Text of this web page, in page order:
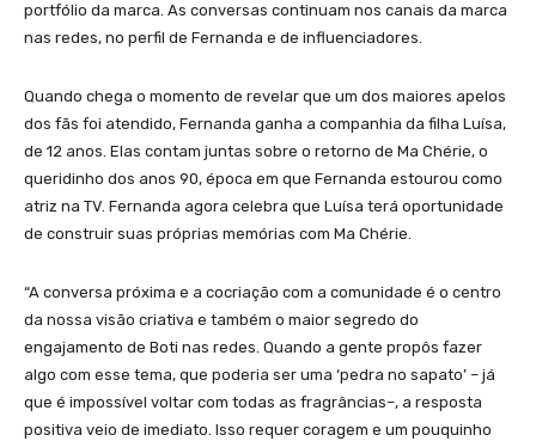
portfólio da marca. As conversas continuam nos canais da marca
nas redes, no perfil de Fernanda e de influenciadores.
Quando chega o momento de revelar que um dos maiores apelos
dos fãs foi atendido, Fernanda ganha a companhia da filha Luísa,
de 12 anos. Elas contam juntas sobre o retorno de Ma Chérie, o
queridinho dos anos 90, época em que Fernanda estourou como
atriz na TV. Fernanda agora celebra que Luísa terá oportunidade
de construir suas próprias memórias com Ma Chérie.
“A conversa próxima e a cocriação com a comunidade é o centro
da nossa visão criativa e também o maior segredo do
engajamento de Boti nas redes. Quando a gente propôs fazer
algo com esse tema, que poderia ser uma ‘pedra no sapato’ – já
que é impossível voltar com todas as fragrâncias–, a resposta
positiva veio de imediato. Isso requer coragem e um pouquinho